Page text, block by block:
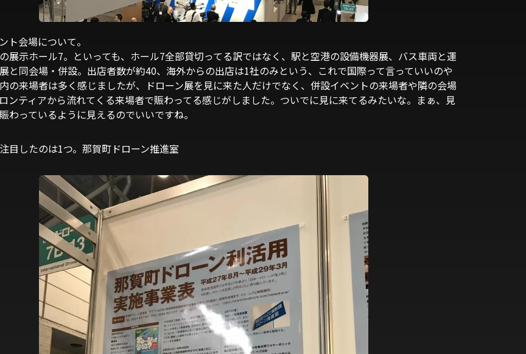
ト会場について。
展示ホール7。といっても、ホール7全部貸切ってる訳ではなく、駅と空港の設備機器展、バス車両と運
と同会場・併設。出店者数が約40、海外からの出店は1社のみという、これで国際って言っていいのや
の来場者は多く感じましたが、ドローン展を見に来た人だけでなく、併設イベントの来場者や隣の会場
ンティアから流れてくる来場者で賑わってる感じがしました。ついでに見に来てるみたいな。まぁ、見
わっているように見えるのでいいですね。
目したのは1つ。那賀町ドローン推進室